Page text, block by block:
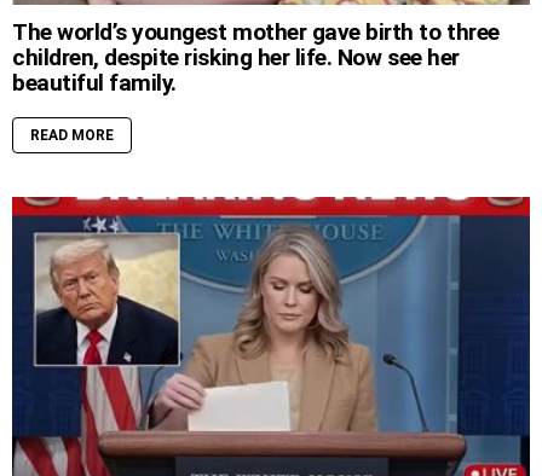
The world’s youngest mother gave birth to three
children, despite risking her life. Now see her
beautiful family.
READ MORE